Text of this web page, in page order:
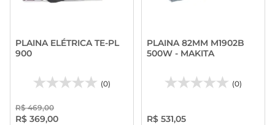
PLAINA ELÉTRICA TE-PL
900
(0)
R$ 469,00
R$ 369,00
PLAINA 82MM M1902B
500W - MAKITA
(0)
R$ 531,05